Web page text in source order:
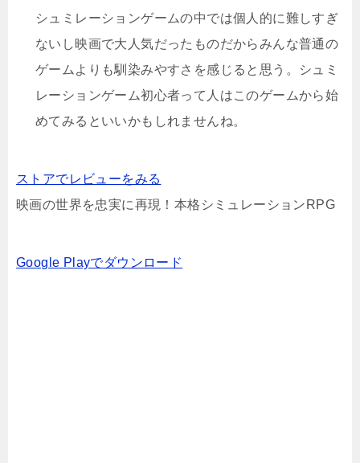
シュミレーションゲームの中では個人的に難しすぎ
ないし映画で大人気だったものだからみんな普通の
ゲームよりも馴染みやすさを感じると思う。シュミ
レーションゲーム初心者って人はこのゲームから始
めてみるといいかもしれませんね。
ストアでレビューをみる
映画の世界を忠実に再現！本格シミュレーションRPG
Google Playでダウンロード